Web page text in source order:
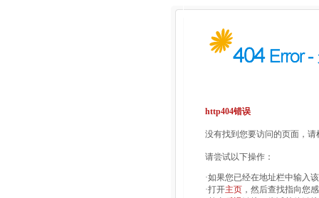
http404错误
没有找到您要访问的页面，
请尝试以下操作：
·如果您已经在地址栏中输入
·打开主页 ，然后查找指向您